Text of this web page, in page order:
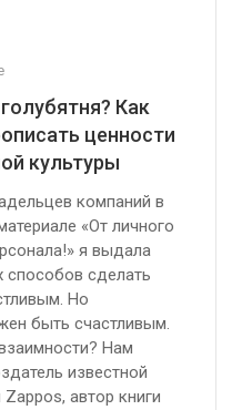
Как
ценности
культуры
компаний в
«От личного
я выдала
способов cделать
Но
быть счастливым.
Нам
известной
автор книги